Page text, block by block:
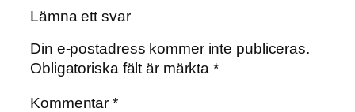
Lämna ett svar
Din e-postadress kommer inte publiceras.
Obligatoriska fält är märkta*
Kommentar*